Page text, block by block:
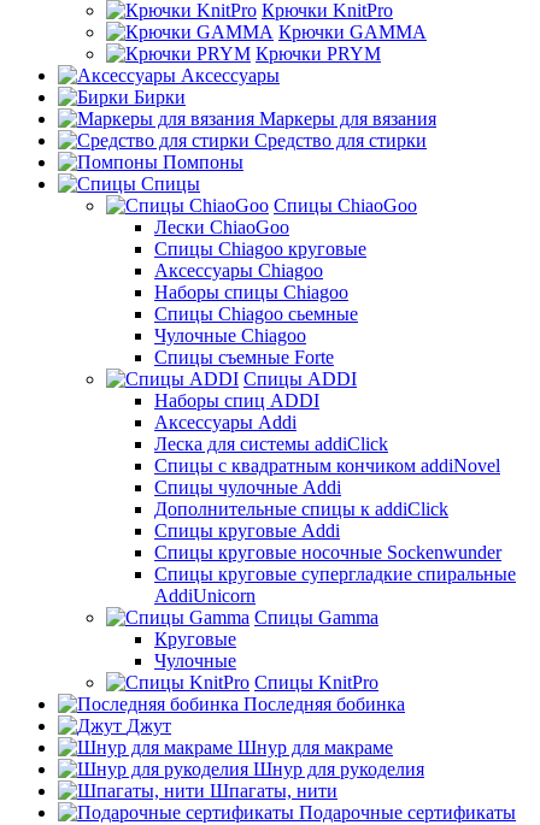
Крючки KnitPro
Крючки GAMMA
Крючки PRYM
Аксессуары
Бирки
Маркеры для вязания
Средство для стирки
Помпоны
Спицы
Спицы ChiaoGoo
Лески ChiaoGoo
Cпицы Сhiagoo круговые
Аксессуары Chiagoo
Наборы спицы Chiagoo
Спицы Chiagoo сьемные
Чулочные Chiagoo
Спицы съемные Forte
Спицы ADDI
Наборы спиц ADDI
Аксессуары Addi
Леска для системы addiClick
Спицы с квадратным кончиком addiNovel
Спицы чулочные Addi
Дополнительные спицы к addiClick
Спицы круговые Addi
Спицы круговые носочные Sockenwunder
Спицы круговые супергладкие спиральные
AddiUnicorn
Спицы Gamma
Круговые
Чулочные
Спицы KnitPro
Последняя бобинка
Джут
Шнур для макраме
Шнур для рукоделия
Шпагаты, нити
Подарочные сертификаты